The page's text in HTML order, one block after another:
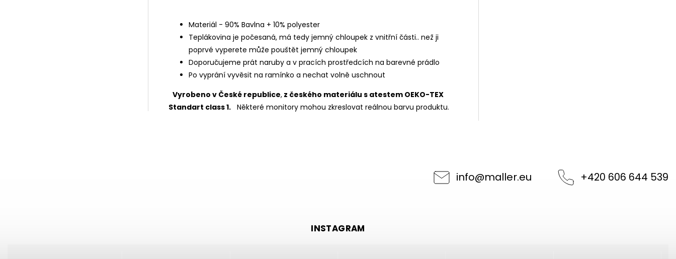
Materiál - 90% Bavlna + 10% polyester
Teplákovina je počesaná, má tedy jemný chloupek z vnitřní části.. než ji
poprvé vyperete může pouštět jemný chloupek
Doporučujeme prát naruby a v pracích prostředcích na barevné prádlo
Po vyprání vyvěsit na ramínko a nechat volně uschnout
Vyrobeno v České republice, z českého materiálu s atestem OEKO-TEX
Standart class 1. Některé monitory mohou zkreslovat reálnou barvu produktu.
info@maller.eu +420 606 644 539
INSTAGRAM